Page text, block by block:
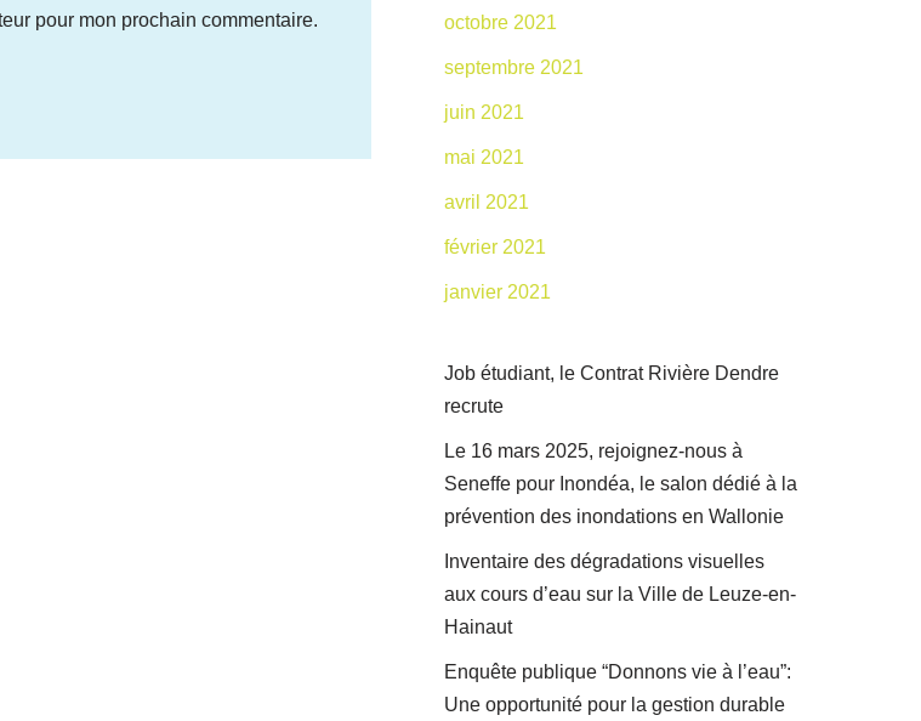
pour mon prochain commentaire. octobre 2021
septembre 2021
juin 2021
mai 2021
avril 2021
février 2021
janvier 2021
Job étudiant, le Contrat Rivière Dendre
recrute
Le 16 mars 2025, rejoignez-nous à
Seneffe pour Inondéa, le salon dédié à la
prévention des inondations en Wallonie
Inventaire des dégradations visuelles
aux cours d’eau sur la Ville de Leuze-en-
Hainaut
Enquête publique “Donnons vie à l’eau”:
Une opportunité pour la gestion durable